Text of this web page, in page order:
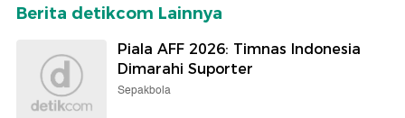
Berita detikcom Lainnya
Piala AFF 2026: Timnas Indonesia
Dimarahi Suporter
Sepakbola